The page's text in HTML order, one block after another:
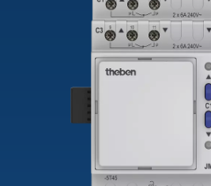
Smart Home
Detetores de presença
Foco LED
Biblioteca de mídia
Seminários técnicos
Sistema de casa
Theben AG